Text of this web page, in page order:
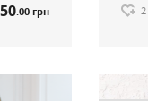
.00 грн
564
2